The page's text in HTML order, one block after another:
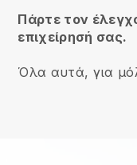
Πάρτε τον
επιχείρησή σας.
Όλα αυτά, για